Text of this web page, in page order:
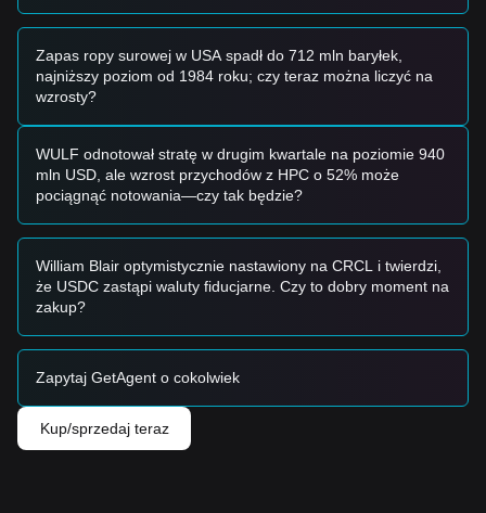
Strategia kupna
następujące strategie jako punkt odniesienia:
Inwestorzy konserwatywni
• Poczekaj, aż cena Phala Network wycofa się do poziomu
wsparcia$0.1050i wejdź partiami.
wybije i utrzyma się powyżej oporu$0.1280, a dopiero
potem podążaj za trendem.
Inwestorzy nastawieni na trend
• Jeśli cena Phala Network wybije$0.1280, może uformować
• Kolejnym docelowym poziomem może być okolica
$0.1550.
Inwestorzy długoterminowi
średnio- i długoterminowa struktura pozostaje korzystna dla
stopniowej akumulacji.
Wnioski z rynku
Z krótkoterminowej perspektywy Phala Network w ciągu
Zapas ropy surowej w USA spadł do 712 mln baryłek,
najniższy poziom od 1984 roku; czy teraz można liczyć na
wzrosty?
WULF odnotował stratę w drugim kwartale na poziomie 940
mln USD, ale wzrost przychodów z HPC o 52% może
pociągnąć notowania—czy tak będzie?
William Blair optymistycznie nastawiony na CRCL i twierdzi,
że USDC zastąpi waluty fiducjarne. Czy to dobry moment na
zakup?
Zapytaj GetAgent o cokolwiek
Kup/sprzedaj teraz